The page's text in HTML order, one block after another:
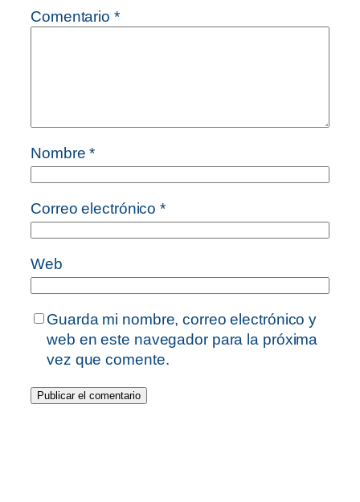
Comentario *
Nombre*
Correo electrónico*
Web
Guarda mi nombre, correo electrónico y
web en este navegador para la próxima
vez que comente.